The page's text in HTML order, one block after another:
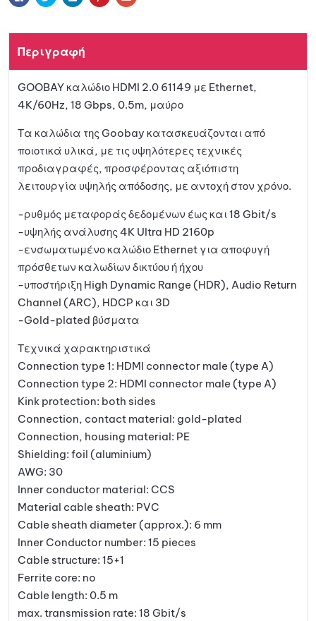
μένων
Περιγραφή
GOOBAY καλώδιο HDMI 2.0 61149 με Ethernet,
4K/60Hz, 18 Gbps, 0.5m, μαύρο
Τα καλώδια της Goobay κατασκευάζονται από
ποιοτικά υλικά, με τις υψηλότερες τεχνικές
προδιαγραφές, προσφέροντας αξιόπιστη
λειτουργία υψηλής απόδοσης, με αντοχή στον χρόνο.
-ρυθμός μεταφοράς δεδομένων έως και 18 Gbit/s
-υψηλής ανάλυσης 4K Ultra HD 2160p
-ενσωματωμένο καλώδιο Ethernet για αποφυγή
πρόσθετων καλωδίων δικτύου ή ήχου
-υποστήριξη High Dynamic Range (HDR), Audio Return
Channel (ARC), HDCP και 3D
-Gold-plated βύσματα
Τεχνικά χαρακτηριστικά
Connection type 1: HDMI connector male (type A)
Connection type 2: HDMI connector male (type A)
Kink protection: both sides
Connection, contact material: gold-plated
Connection, housing material: PE
Shielding: foil (aluminium)
AWG: 30
Inner conductor material: CCS
Material cable sheath: PVC
Cable sheath diameter (approx.): 6 mm
Inner Conductor number: 15 pieces
Cable structure: 15+1
Ferrite core: no
Cable length: 0.5 m
max. transmission rate: 18 Gbit/s